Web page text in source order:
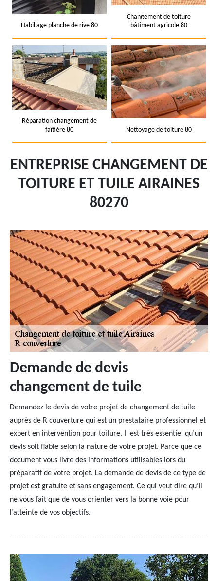
Habillage planche de rive 80
Changement de toiture
bâtiment agricole 80
Réparation changement de
faîtière 80
Nettoyage de toiture 80
ENTREPRISE CHANGEMENT DE
TOITURE ET TUILE AIRAINES
80270
Demande de devis
changement de tuile
Demandez le devis de votre projet de changement de tuile
auprès de R couverture qui est un prestataire professionnel et
expert en intervention pour toiture. Il est très essentiel qu’un
devis soit fiable selon la nature de votre projet. Parce que ce
document vous livre des informations utilisables lors du
préparatif de votre projet. La demande de devis de ce type de
projet est gratuite et sans engagement. Ce qui veut dire qu’il
ne vous fait que de vous orienter vers la bonne voie pour
l’atteinte de vos objectifs.